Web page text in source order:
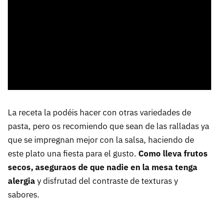
La receta la podéis hacer con otras variedades de
pasta, pero os recomiendo que sean de las ralladas ya
que se impregnan mejor con la salsa, haciendo de
este plato una fiesta para el gusto. Como lleva frutos
secos, aseguraos de que nadie en la mesa tenga
alergiay disfrutad del contraste de texturas y
sabores.